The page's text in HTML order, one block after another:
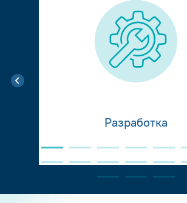
Разработка